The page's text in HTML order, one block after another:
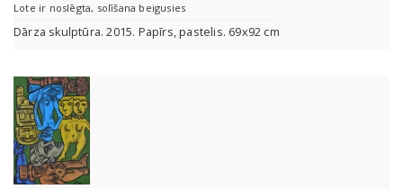
Lote ir noslēgta, solīšana beigusies
Dārza skulptūra. 2015. Papīrs, pastelis. 69x92 cm